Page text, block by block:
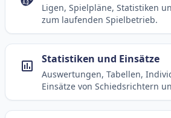
Ligen, Spielpläne, Statistiken
zum laufenden Spielbetrieb.
Statistiken und Einsätze
Auswertungen, Tabellen,
Einsätze von Schiedsrichtern